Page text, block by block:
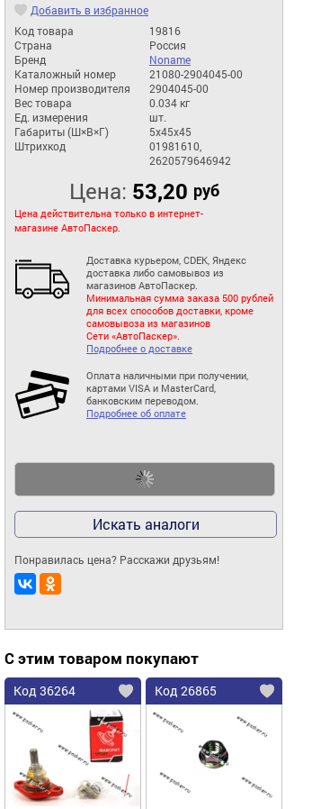
Добавить в избранное
Код товара
19816
Страна
Россия
Бренд
Noname
Каталожный номер
21080-2904045-00
Номер производителя
2904045-00
Вес товара
0.034 кг
Ед. измерения
шт.
Габариты (Ш×В×Г)
5x45x45
Штрихкод
01981610,
2620579646942
Цена: 53,20 руб
Цена действительна только в интернет-
магазине АвтоПаскер.
Доставка курьером, CDEK, Яндекс
доставка либо самовывоз из
магазинов АвтоПаскер.
Минимальная сумма заказа 500 рублей
для всех способов доставки, кроме
самовывоза из магазинов
Сети «АвтоПаскер».
Подробнее о доставке
Оплата наличными при получении,
картами VISA и MasterCard,
банковским переводом.
Подробнее об оплате
Искать аналоги
Понравилась цена? Расскажи друзьям!
С этим товаром покупают
Код 36264 Код 26865